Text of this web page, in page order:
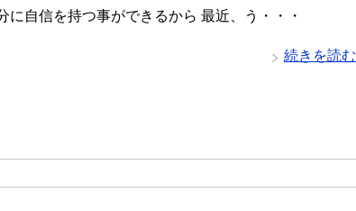
に自信を持つ事ができるから 最近、う・・・
続きを読む